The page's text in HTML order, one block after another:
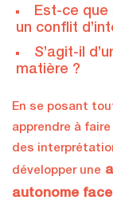
Est-ce que
un conflit
S’agit-il
matière ?
En se posant
apprendre à
des
développer une
autonome